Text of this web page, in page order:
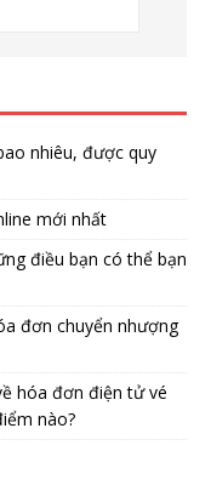
nhiêu, được quy
mới nhất
điều bạn có thể bạn
đơn chuyển nhượng
hóa đơn điện tử vé
nào?